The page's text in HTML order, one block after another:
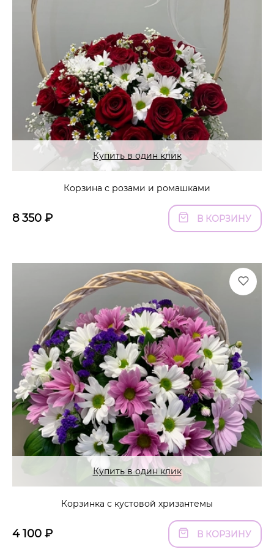
Купить в один клик
Корзина с розами и ромашками
8 350 ₽ В КОРЗИНУ
Купить в один клик
Корзинка с кустовой хризантемы
4 100 ₽ В КОРЗИНУ